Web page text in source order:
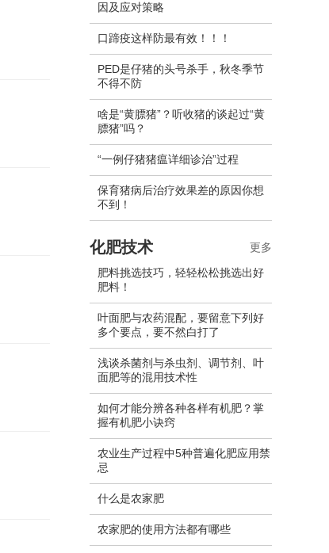
因及应对策略
口蹄疫这样防最有效！！！
PED是仔猪的头号杀手，秋冬季节
不得不防
啥是“黄膘猪”？听收猪的谈起过“黄
膘猪”吗？
“一例仔猪猪瘟详细诊治”过程
保育猪病后治疗效果差的原因你想
不到！
化肥技术
肥料挑选技巧，轻轻松松挑选出好
肥料！
叶面肥与农药混配，要留意下列好
多个要点，要不然白打了
浅谈杀菌剂与杀虫剂、调节剂、叶
面肥等的混用技术性
如何才能分辨各种各样有机肥？掌
握有机肥小诀窍
农业生产过程中5种普遍化肥应用禁
忌
什么是农家肥
农家肥的使用方法都有哪些
更多